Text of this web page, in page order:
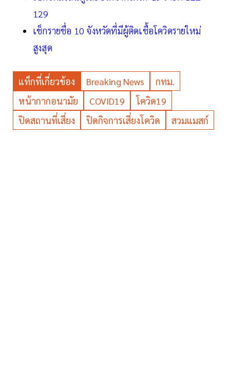
129
เช็กรายชื่อ 10 จังหวัดที่มีผู้ติดเชื้อโควิดรายใหม่
สูงสุด
แท็กที่เกี่ยวข้อง Breaking News
กทม.
หน้ากากอนามัย
COVID19
โควิด19
ปิดสถานที่เสี่ยง
ปิดกิจการเสี่ยงโควิด สวมแมสก์